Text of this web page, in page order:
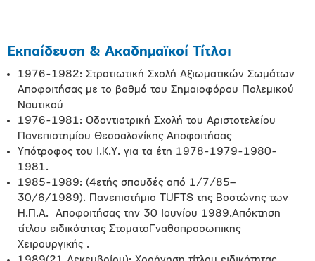
Εκπαίδευση & Ακαδημαϊκοί Τίτλοι
1976-1982: Στρατιωτική Σχολή Αξιωματικών Σωμάτων
Αποφοιτήσας με το βαθμό του Σημαιοφόρου Πολεμικού
Ναυτικού
1976-1981: Οδοντιατρική Σχολή του Αριστοτελείου
Πανεπιστημίου Θεσσαλονίκης Αποφοιτήσας
Υπότροφος του Ι.Κ.Υ. για τα έτη 1978-1979-1980-
1981.
1985-1989: (4ετής σπουδές από 1/7/85–
30/6/1989). Πανεπιστήμιο TUFTS της Βοστώνης των
Η.Π.Α. Αποφοιτήσας την 30 Ιουνίου 1989.Απόκτηση
τίτλου ειδικότητας ΣτοματοΓναθοπροσωπικης
Χειρουργικής .